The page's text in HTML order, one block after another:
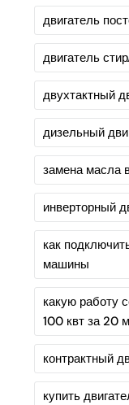
двигатель
двигатель
двухтактный
дизельный
замена масла
инверторный
как
машины
какую работу
100 квт за 20
контрактный
купить